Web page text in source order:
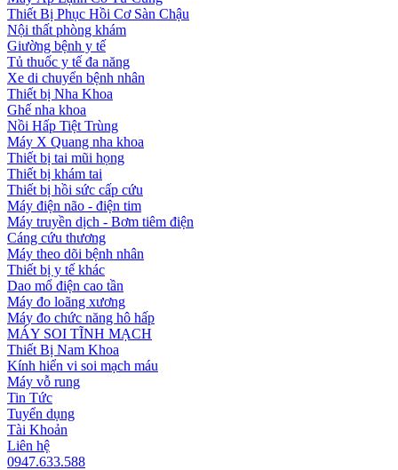
Thiết Bị Phục Hồi Cơ Sàn Chậu
Nội thất phòng khám
Giường bệnh y tế
Tủ thuốc y tế đa năng
Xe di chuyển bệnh nhân
Thiết bị Nha Khoa
Ghế nha khoa
Nồi Hấp Tiệt Trùng
Máy X Quang nha khoa
Thiết bị tai mũi họng
Thiết bị khám tai
Thiết bị hồi sức cấp cứu
Máy điện não - điện tim
Máy truyền dịch - Bơm tiêm điện
Cáng cứu thương
Máy theo dõi bệnh nhân
Thiết bị y tế khác
Dao mổ điện cao tần
Máy đo loãng xương
Máy đo chức năng hô hấp
MÁY SOI TĨNH MẠCH
Thiết Bị Nam Khoa
Kính hiển vi soi mạch máu
Máy vỗ rung
Tin Tức
Tuyển dụng
Tài Khoản
Liên hệ
0947.633.588